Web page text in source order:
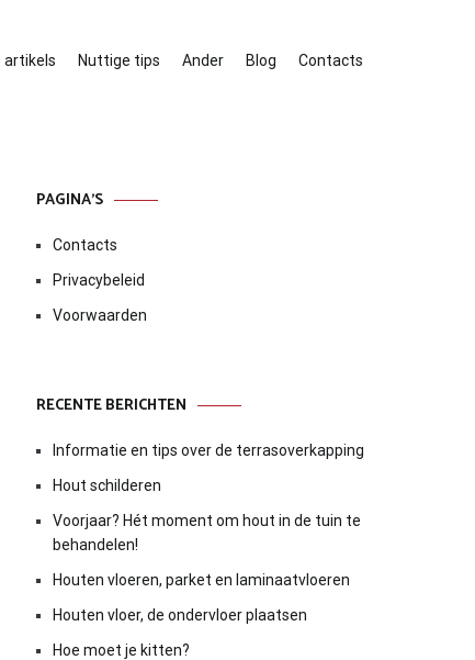
artikels Nuttige tips Ander Blog Contacts
PAGINA’S
Contacts
Privacybeleid
Voorwaarden
RECENTE BERICHTEN
Informatie en tips over de terrasoverkapping
Hout schilderen
Voorjaar? Hét moment om hout in de tuin te
behandelen!
Houten vloeren, parket en laminaatvloeren
Houten vloer, de ondervloer plaatsen
Hoe moet je kitten?